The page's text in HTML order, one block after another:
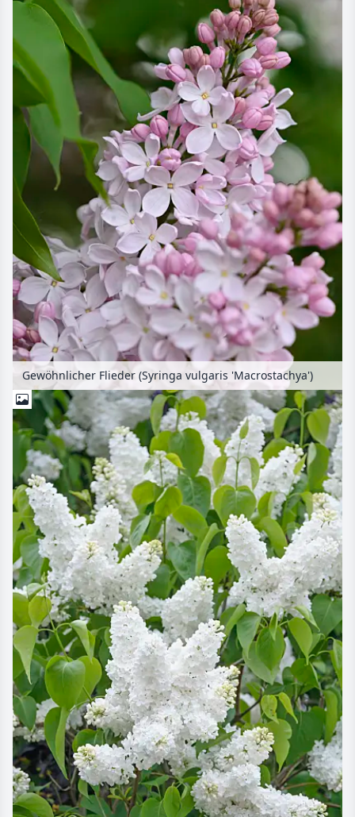
Gewöhnlicher Flieder (Syringa vulgaris 'Macrostachya')